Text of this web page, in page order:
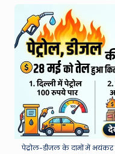
W
e
a
h
er
पेट्रोल-डीजल के दामों में